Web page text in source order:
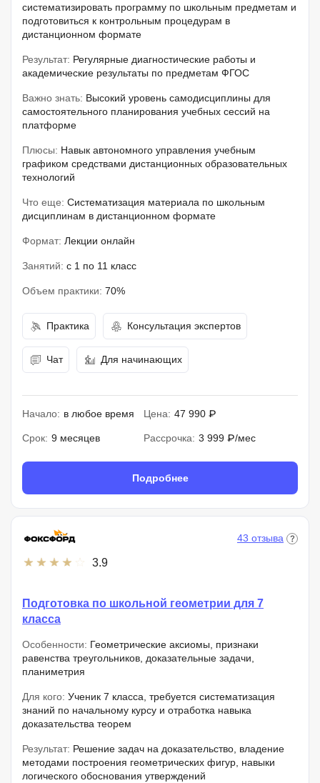
систематизировать программу по школьным предметам и
подготовиться к контрольным процедурам в
дистанционном формате
Результат: Регулярные диагностические работы и
академические результаты по предметам ФГОС
Важно знать: Высокий уровень самодисциплины для
самостоятельного планирования учебных сессий на
платформе
Плюсы: Навык автономного управления учебным
графиком средствами дистанционных образовательных
технологий
Что еще: Систематизация материала по школьным
дисциплинам в дистанционном формате
Формат: Лекции онлайн
Занятий: с 1 по 11 класс
Объем практики: 70%
Практика Консультация экспертов
Чат Для начинающих
Начало: в любое время Цена: 47 990 ₽
Срок: 9 месяцев Рассрочка: 3 999 ₽/мес
Подробнее
3.9
43 отзыва
Подготовка по школьной геометрии для 7
класса
Особенности: Геометрические аксиомы, признаки
равенства треугольников, доказательные задачи,
планиметрия
Для кого: Ученик 7 класса, требуется систематизация
знаний по начальному курсу и отработка навыка
доказательства теорем
Результат: Решение задач на доказательство, владение
методами построения геометрических фигур, навыки
логического обоснования утверждений